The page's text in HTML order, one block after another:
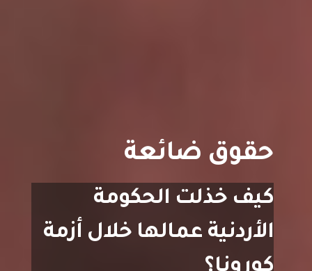
حقوق ضائعة
كيف خذلت الحكومة
الأردنية عمالها خلال أزمة